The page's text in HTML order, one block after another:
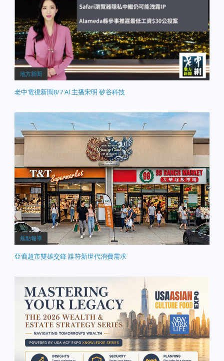
地方新聞
老中電視新聞8/7 AI 主播宋明 矽谷科技
焦點報導
亞裔超市雙雄交鋒 誰符新世代消費需求